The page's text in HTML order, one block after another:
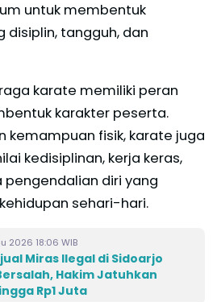
untuk membentuk
disiplin, tangguh, dan
karate memiliki peran
karakter peserta.
kemampuan fisik, karate juga
kedisiplinan, kerja keras,
diri yang
sehari-hari.
2026 18:06 WIB
Miras Ilegal di Sidoarjo
Hakim Jatuhkan
Rp1 Juta